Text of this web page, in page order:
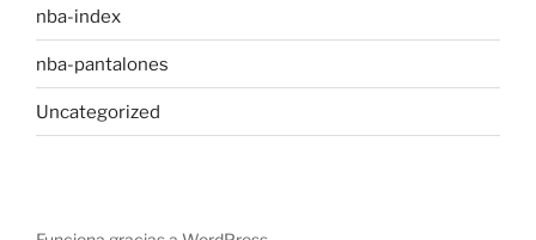
nba-index
nba-pantalones
Uncategorized